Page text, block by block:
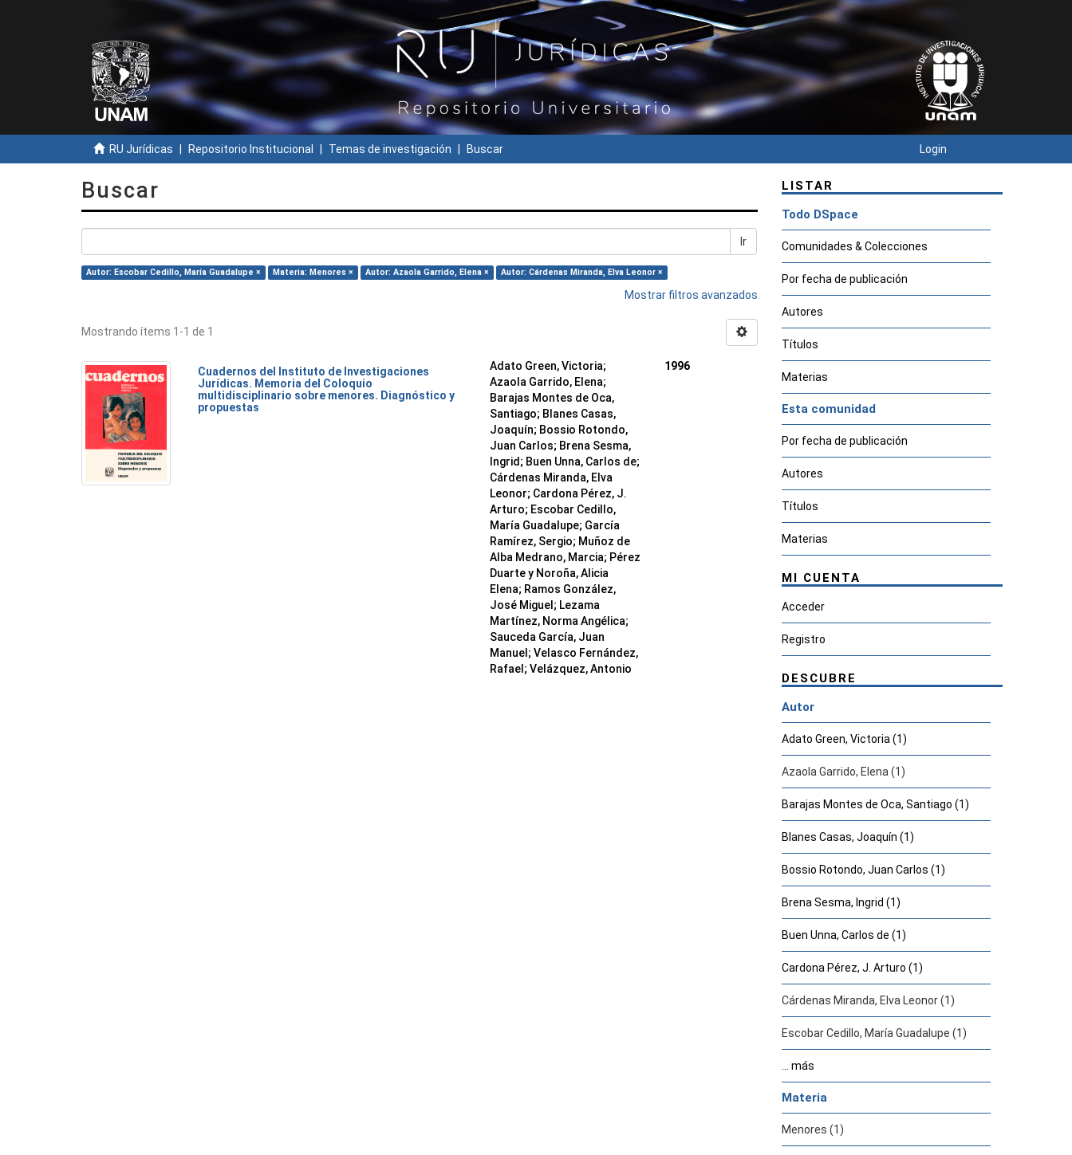
RU Jurídicas Repositorio Institucional Temas de investigación Buscar Login
Buscar
Ir
Autor: Escobar Cedillo, María Guadalupe × Materia: Menores × Autor: Azaola Garrido, Elena × Autor: Cárdenas Miranda, Elva Leonor ×
Mostrar filtros avanzados
Mostrando ítems 1-1 de 1
Cuadernos del Instituto de Investigaciones
Jurídicas. Memoria del Coloquio
multidisciplinario sobre menores. Diagnóstico y
propuestas
Adato Green, Victoria;
Azaola Garrido, Elena;
Barajas Montes de Oca,
Santiago; Blanes Casas,
Joaquín; Bossio Rotondo,
Juan Carlos; Brena Sesma,
Ingrid; Buen Unna, Carlos de;
Cárdenas Miranda, Elva
Leonor; Cardona Pérez, J.
Arturo; Escobar Cedillo,
María Guadalupe; García
Ramírez, Sergio; Muñoz de
Alba Medrano, Marcia; Pérez
Duarte y Noroña, Alicia
Elena; Ramos González,
José Miguel; Lezama
Martínez, Norma Angélica;
Sauceda García, Juan
Manuel; Velasco Fernández,
Rafael; Velázquez, Antonio
1996
LISTAR
Todo DSpace
Comunidades & Colecciones
Por fecha de publicación
Autores
Títulos
Materias
Esta comunidad
Por fecha de publicación
Autores
Títulos
Materias
MI CUENTA
Acceder
Registro
DESCUBRE
Autor
Adato Green, Victoria (1)
Azaola Garrido, Elena (1)
Barajas Montes de Oca, Santiago (1)
Blanes Casas, Joaquín (1)
Bossio Rotondo, Juan Carlos (1)
Brena Sesma, Ingrid (1)
Buen Unna, Carlos de (1)
Cardona Pérez, J. Arturo (1)
Cárdenas Miranda, Elva Leonor (1)
Escobar Cedillo, María Guadalupe (1)
... más
Materia
Menores (1)